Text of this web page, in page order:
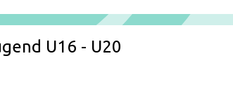
U16 - U20